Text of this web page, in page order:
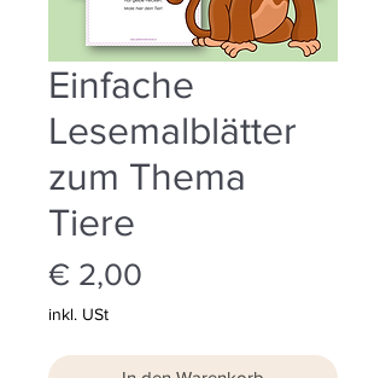
Einfache
Lesemalblätter
zum Thema
Tiere
€ 2,00
inkl. USt